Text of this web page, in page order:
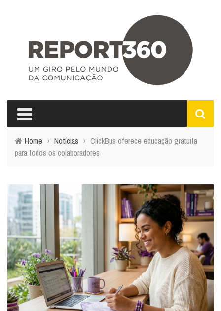
Home › Notícias › ClickBus oferece educação gratuita
para todos os colaboradores